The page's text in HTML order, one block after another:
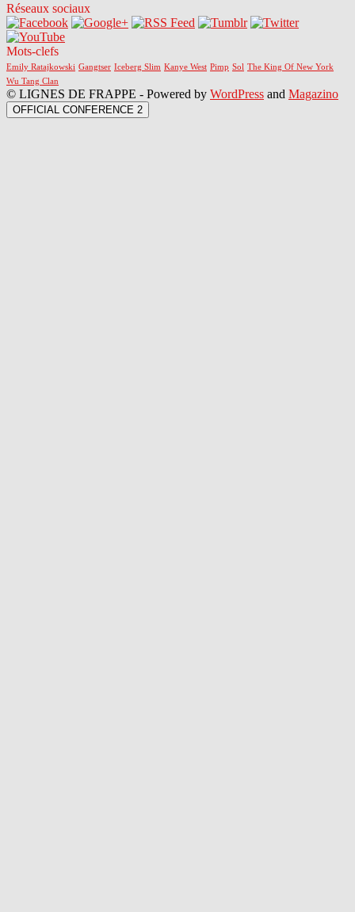
Réseaux sociaux
Mots-clefs
Emily Ratajkowski Gangtser Iceberg Slim Kanye West Pimp Sol The King Of New York
Wu Tang Clan
© LIGNES DE FRAPPE - Powered by WordPress and Magazino
OFFICIAL CONFERENCE 2